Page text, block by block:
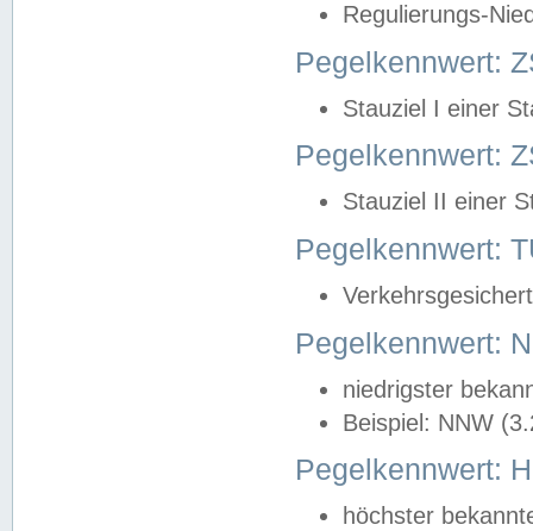
Regulierungs-
Pegelkennwert:
Stauziel I einer
Pegelkennwert:
Stauziel II einer
Pegelkennwert:
Pegelkennwert:
niedrigster
Beispiel: NNW
Pegelkennwert:
höchster